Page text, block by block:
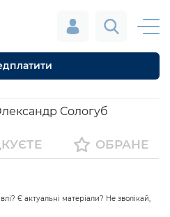
Сологуб
ОБРАНЕ
Є актуальні матеріали? Не зволікай,